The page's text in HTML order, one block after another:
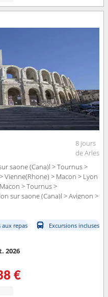
8 jours
de Arles
saone (Cana)l > Tournus >
Vienne(Rhone) > Macon > Lyon
> Tournus >
sur saone (Cana)l > Avignon >
aux repas
Excursions incluses
2026
€